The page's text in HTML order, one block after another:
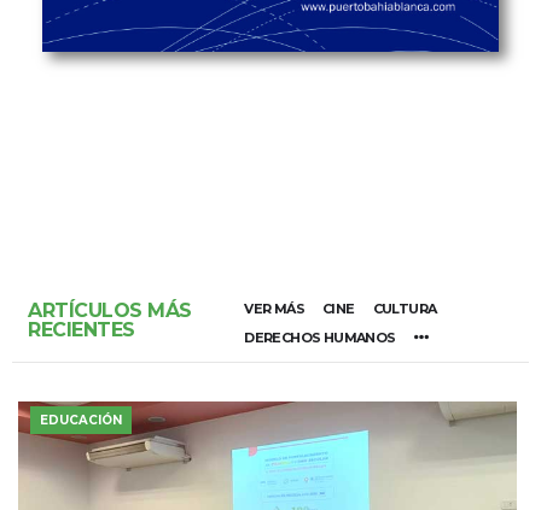
ARTÍCULOS MÁS
RECIENTES
VER MÁS CINE
CULTURA
DERECHOS HUMANOS
EDUCACIÓN